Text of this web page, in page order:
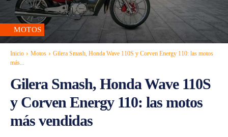
MOTOS
Inicio Motos
Gilera Smash, Honda Wave 110S y Corven Energy 110: las motos
más...
Gilera Smash, Honda Wave 110S
y Corven Energy 110: las motos
más vendidas